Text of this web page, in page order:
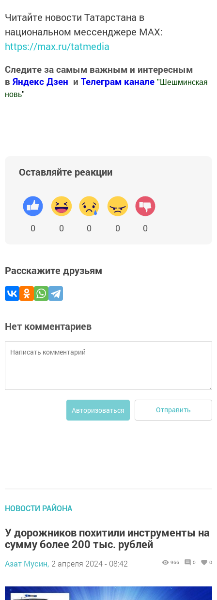
Читайте новости Татарстана в
национальном мессенджере MАХ:
https://max.ru/tatmedia
Следите за самым важным и интересным
в Яндекс Дзен и Телеграм канале " Шешминская
новь"
Оставляйте реакции
0 0 0 0 0
Расскажите друзьям
Нет комментариев
Авторизоваться Отправить
НОВОСТИ РАЙОНА
У дорожников похитили инструменты на
сумму более 200 тыс. рублей
Азат Мусин, 2 апреля 2024 - 08:42 966 0 0